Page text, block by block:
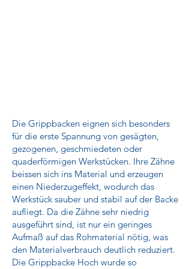
Die Grippbacken eignen sich besonders
für die erste Spannung von gesägten,
gezogenen, geschmiedeten oder
quaderförmigen Werkstücken. Ihre Zähne
beissen sich ins Material und erzeugen
einen Niederzugeffekt, wodurch das
Werkstück sauber und stabil auf der Backe
aufliegt. Da die Zähne sehr niedrig
ausgeführt sind, ist nur ein geringes
Aufmaß auf das Rohmaterial nötig, was
den Materialverbrauch deutlich reduziert.
Die Grippbacke Hoch wurde so